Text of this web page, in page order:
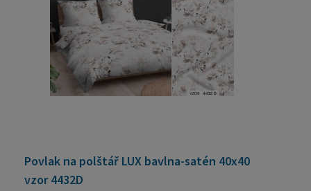
Povlak na polštář LUX bavlna-satén 40x40
vzor 4432D